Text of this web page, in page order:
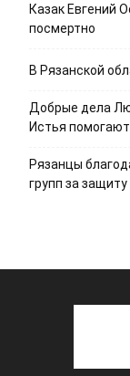
Казак Евгений
посмертно
В Рязанской
Добрые дела
Истья
Рязанцы
групп за